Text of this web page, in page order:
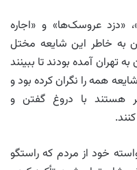
«دزد عروسک‌ها» و «اجاره
زندگی من به خاطر این شایعه مختل
تهران آمده بودند تا ببینند
همه را نگران کرده بود و
هستند با دروغ گفتن و
خود از مردم که راستگو